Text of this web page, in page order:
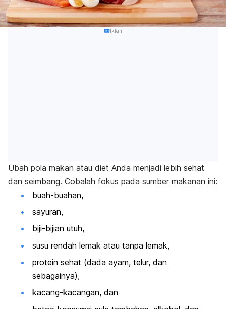
Iklan
Ubah pola makan atau diet Anda menjadi lebih sehat
dan seimbang. Cobalah fokus pada sumber makanan ini:
buah-buahan,
sayuran,
biji-bijian utuh,
susu rendah lemak atau tanpa lemak,
protein sehat (dada ayam, telur, dan
sebagainya),
kacang-kacangan, dan